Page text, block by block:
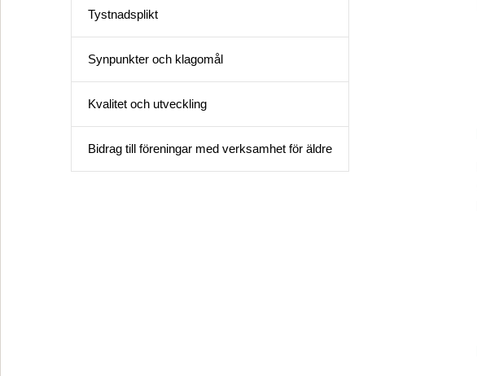
Tystnadsplikt
Synpunkter och klagomål
Kvalitet och utveckling
Bidrag till föreningar med verksamhet för äldre